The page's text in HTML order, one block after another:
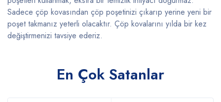
Sadece çöp kovasından çöp poşetinizi çıkarıp yerine yeni bir
poşet takmanız yeterli olacaktır. Çöp kovalarını yılda bir kez
değiştirmenizi tavsiye ederiz.
En Çok Satanlar